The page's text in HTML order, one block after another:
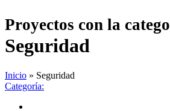
Proyectos con la
Seguridad
Inicio » Seguridad
Categoría: